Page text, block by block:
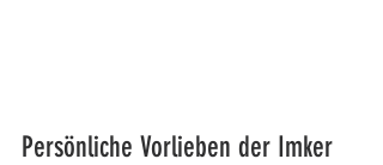
Persönliche Vorlieben der Imker